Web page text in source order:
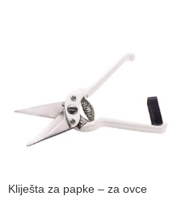
Kliješta za papke – za ovce